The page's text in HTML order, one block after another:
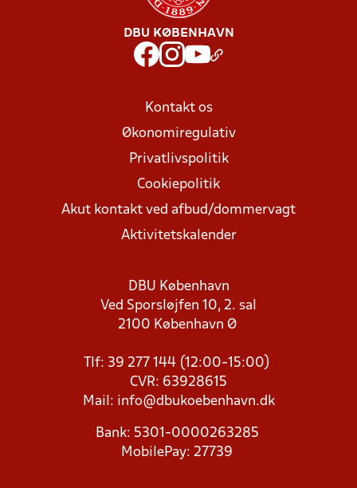
DBU KØBENHAVN
Kontakt os
Økonomiregulativ
Privatlivspolitik
Cookiepolitik
Akut kontakt ved afbud/dommervagt
Aktivitetskalender
DBU København
Ved Sporsløjfen 10, 2. sal
2100 København Ø
Tlf: 39 277 144 (12:00-15:00)
CVR: 63928615
Mail: info@dbukoebenhavn.dk
Bank: 5301-0000263285
MobilePay: 27739